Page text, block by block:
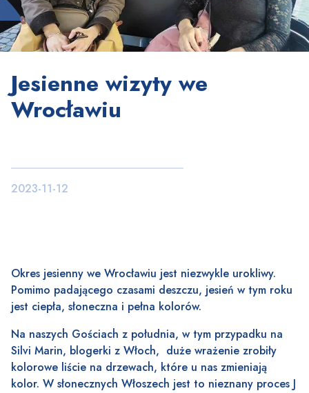
Jesienne wizyty we
Wrocławiu
2023-11-12
Okres jesienny we Wrocławiu jest niezwykle urokliwy.
Pomimo padającego czasami deszczu, jesień w tym roku
jest ciepła, słoneczna i pełna kolorów.
Na naszych Gościach z południa, w tym przypadku na
Silvi Marin, blogerki z Włoch, duże wrażenie zrobiły
kolorowe liście na drzewach, które u nas zmieniają
kolor. W słonecznych Włoszech jest to nieznany proces J